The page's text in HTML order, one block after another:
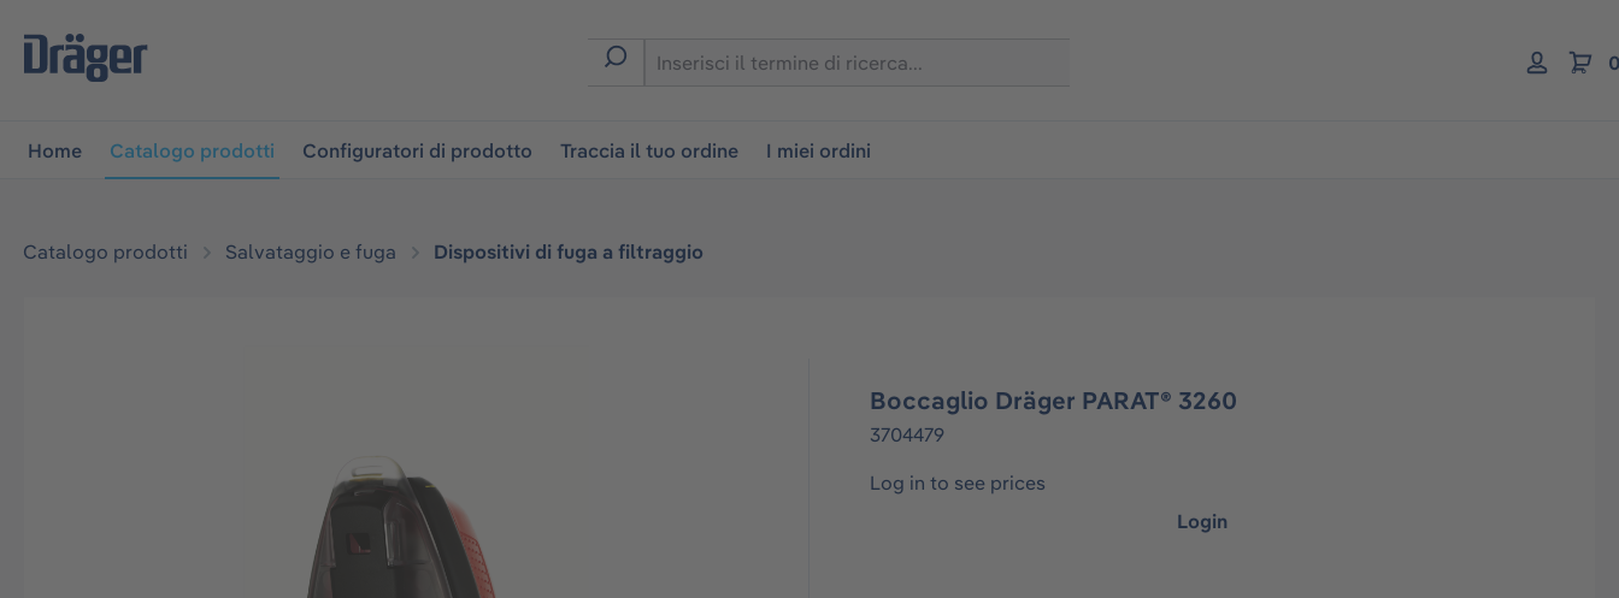
navigazione principale
Home Catalogo prodotti Configuratori di prodotto Traccia il tuo ordine I miei ordini
Catalogo prodotti Salvataggio e fuga Dispositivi di fuga a filtraggio
Boccaglio Dräger PARAT® 3260
3704479
Log in to see prices
Login